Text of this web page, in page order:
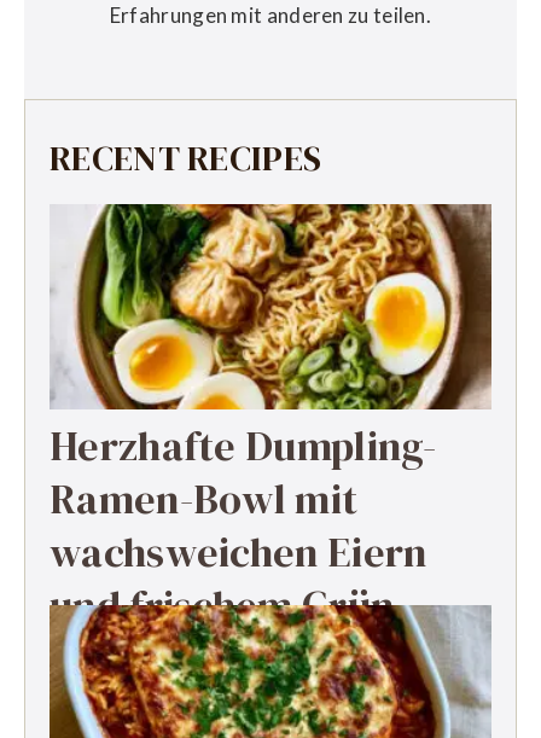
Erfahrungen mit anderen zu teilen.
RECENT RECIPES
Herzhafte Dumpling-
Ramen-Bowl mit
wachsweichen Eiern
und frischem Grün